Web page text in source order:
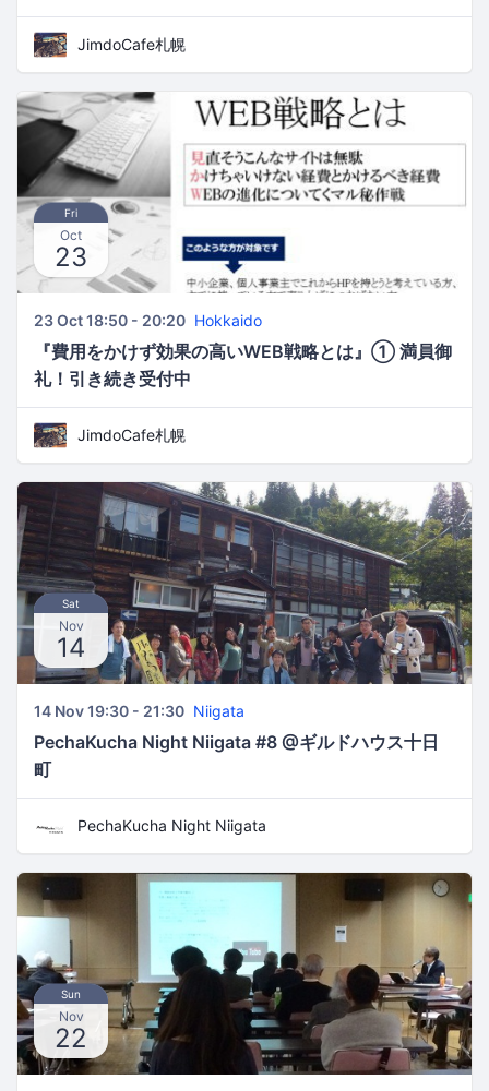
JimdoCafe札幌
Fri
Oct
23
23 Oct 18:50 - 20:20 Hokkaido
『費用をかけず効果の高いWEB戦略とは』① 満員御
礼！引き続き受付中
JimdoCafe札幌
Sat
Nov
14
14 Nov 19:30 - 21:30 Niigata
PechaKucha Night Niigata #8 @ギルドハウス十日
町
PechaKucha Night Niigata
Sun
Nov
22